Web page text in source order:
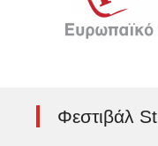
Φεστιβάλ